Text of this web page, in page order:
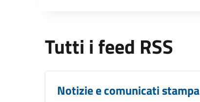
Tutti i feed RSS
Notizie e comunicati stampa